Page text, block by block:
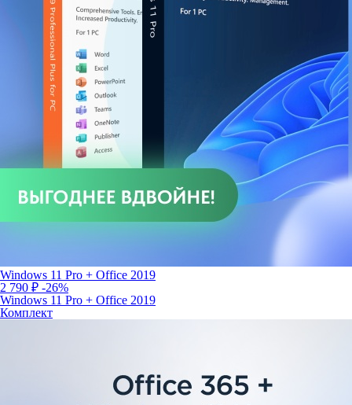
Windows 11 Pro + Office 2019
2 790 ₽ -26%
Windows 11 Pro + Office 2019
Комплект